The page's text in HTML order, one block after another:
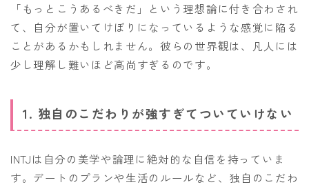
「もっとこうあるべきだ」という理想論に付き合わされ
て、自分が置いてけぼりになっているような感覚に陥る
ことがあるかもしれません。彼らの世界観は、凡人には
少し理解し難いほど高尚すぎるのです。
1. 独自のこだわりが強すぎてついていけない
INTJは自分の美学や論理に絶対的な自信を持っていま
す。デートのプランや生活のルールなど、独自のこだわ